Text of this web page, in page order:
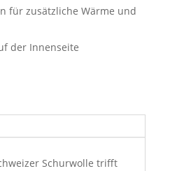
für zusätzliche Wärme und
der Innenseite
Schurwolle trifft